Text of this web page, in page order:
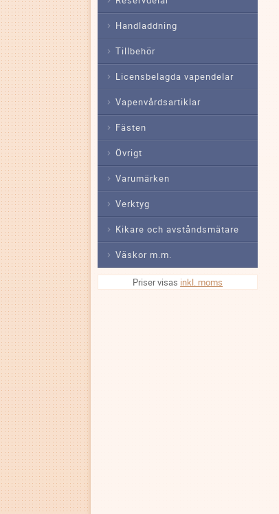
Handladdning
Tillbehör
Licensbelagda vapendelar
Vapenvårdsartiklar
Fästen
Övrigt
Varumärken
Verktyg
Kikare och avståndsmätare
Väskor m.m.
Priser visas inkl. moms